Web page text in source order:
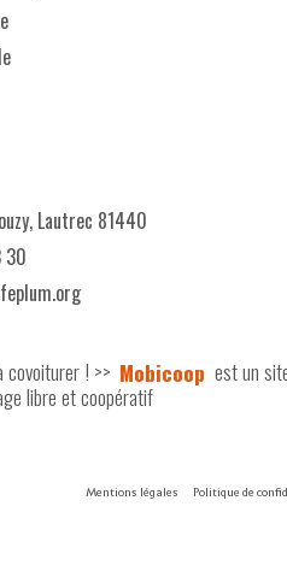
Lautrec 81440
30
covoiturer ! >> Mobicoop est un
libre et coopératif
Mentions légales Politique de